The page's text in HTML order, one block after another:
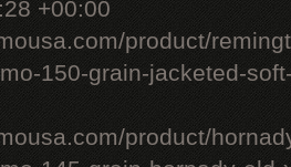
+00:00
product/
150-grain-jacketed-
product/